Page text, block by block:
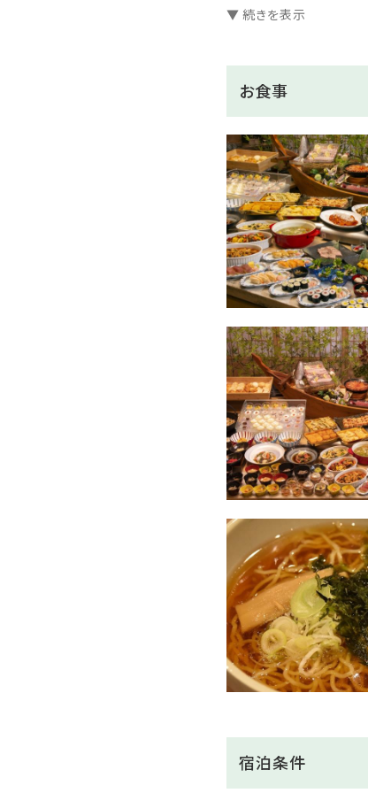
1泊2食付きのスタン
◇◆◇桂川ご滞在中
【無料】7つの貸切風呂
【無料】選べる色浴衣
【無料】お部屋でWi-Fi
【無料】全室に加湿空
【無料】夕食はソフトド
【無料】卓球コーナー
【無料】マンガや小説
【無料】マッサージチェ
【無料】お夜食はめん
【さらに】館内にコンビ
――――――――――――――――――――――
「湯めぐりの宿 修善寺
詳細はこちらをクリッ
★夕食
和洋バイキング
※基本17時30分～ま
※ご夕食の開始時間は
※ご夕食時間はご到着
「アルコール飲み放
「鮑の踊り焼き」
「伊勢海老酒蒸し」
▼ 続きを表示
お食事
宿泊条件